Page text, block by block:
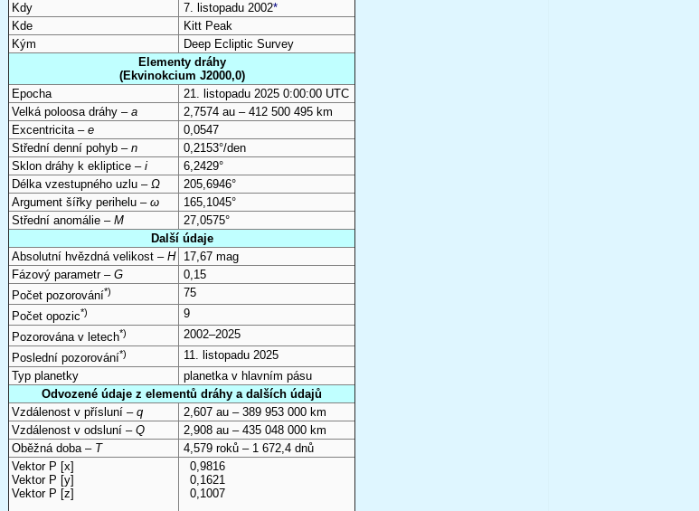
Kdy
7. listopadu 2002*
Kde
Kitt Peak
Kým
Deep Ecliptic Survey
Elementy dráhy
(Ekvinokcium J2000,0)
Epocha
21. listopadu 2025 0:00:00 UTC
Velká poloosa dráhy – a
2,7574 au – 412 500 495 km
Excentricita – e
0,0547
Střední denní pohyb – n
0,2153°/den
Sklon dráhy k ekliptice – i
6,2429°
Délka vzestupného uzlu – Ω
205,6946°
Argument šířky perihelu – ω
165,1045°
Střední anomálie – M
27,0575°
Další údaje
Absolutní hvězdná velikost – H
17,67 mag
Fázový parametr – G
0,15
Počet pozorování*)
75
Počet opozic*)
9
Pozorována v letech*)
2002–2025
Poslední pozorování*)
11. listopadu 2025
Typ planetky
planetka v hlavním pásu
Odvozené údaje z elementů dráhy a dalších údajů
Vzdálenost v přísluní – q
2,607 au – 389 953 000 km
Vzdálenost v odsluní – Q
2,908 au – 435 048 000 km
Oběžná doba – T
4,579 roků – 1 672,4 dnů
Vektor P [x]
Vektor P [y]
Vektor P [z]
0,9816
0,1621
0,1007